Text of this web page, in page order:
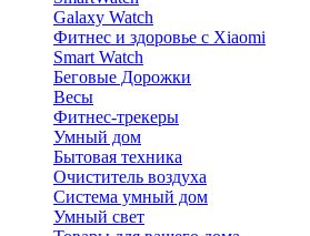
Galaxy Watch
Фитнес и здоровье с Xiaomi
Smart Watch
Беговые Дорожки
Весы
Фитнес-трекеры
Умный дом
Бытовая техника
Очиститель воздуха
Система умный дом
Умный свет